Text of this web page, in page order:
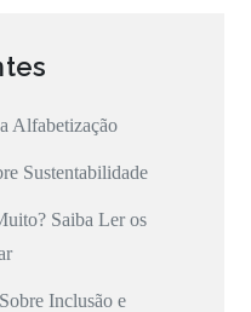
Alfabetização
Sustentabilidade
Saiba Ler os
Inclusão e